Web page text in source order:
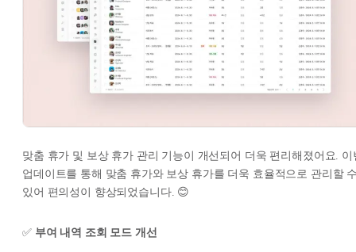
맞춤 휴가 및 보상 휴가 관리 기능이 개선되어 더욱 편리해졌어요. 이
업데이트를 통해 맞춤 휴가와 보상 휴가를 더욱 효율적으로 관리할
있어 편의성이 향상되었습니다. 😊
✅ 부여 내역 조회 모드 개선